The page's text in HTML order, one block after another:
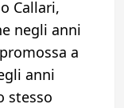
Callari,
negli anni
a
anni
stesso